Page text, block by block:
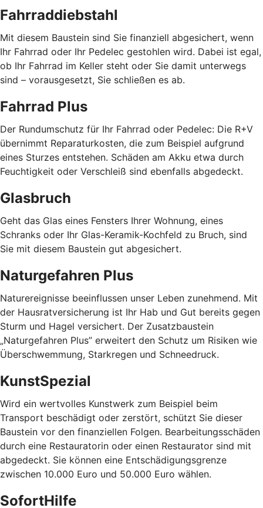
Fahrraddiebstahl
Mit diesem Baustein sind Sie finanziell abgesichert, wenn
Ihr Fahrrad oder Ihr Pedelec gestohlen wird. Dabei ist egal,
ob Ihr Fahrrad im Keller steht oder Sie damit unterwegs
sind – vorausgesetzt, Sie schließen es ab.
Fahrrad Plus
Der Rundumschutz für Ihr Fahrrad oder Pedelec: Die R+V
übernimmt Reparaturkosten, die zum Beispiel aufgrund
eines Sturzes entstehen. Schäden am Akku etwa durch
Feuchtigkeit oder Verschleiß sind ebenfalls abgedeckt.
Glasbruch
Geht das Glas eines Fensters Ihrer Wohnung, eines
Schranks oder Ihr Glas-Keramik-Kochfeld zu Bruch, sind
Sie mit diesem Baustein gut abgesichert.
Naturgefahren Plus
Naturereignisse beeinflussen unser Leben zunehmend. Mit
der Hausratversicherung ist Ihr Hab und Gut bereits gegen
Sturm und Hagel versichert. Der Zusatzbaustein
„Naturgefahren Plus” erweitert den Schutz um Risiken wie
Überschwemmung, Starkregen und Schneedruck.
KunstSpezial
Wird ein wertvolles Kunstwerk zum Beispiel beim
Transport beschädigt oder zerstört, schützt Sie dieser
Baustein vor den finanziellen Folgen. Bearbeitungsschäden
durch eine Restauratorin oder einen Restaurator sind mit
abgedeckt. Sie können eine Entschädigungsgrenze
zwischen 10.000 Euro und 50.000 Euro wählen.
SofortHilfe